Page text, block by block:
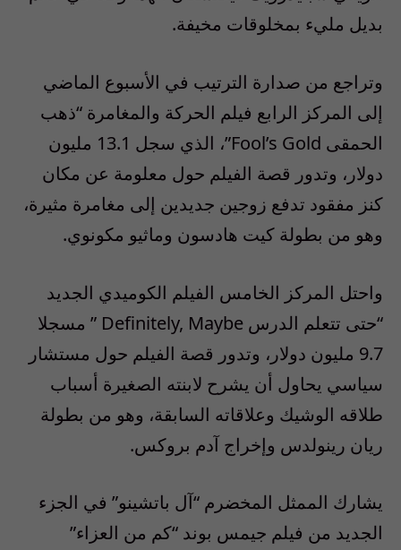
بديل مليء بمخلوقات مخيفة.
وتراجع من صدارة الترتيب في الأسبوع الماضي
إلى المركز الرابع فيلم الحركة والمغامرة “ذهب
الحمقى Fool’s Gold”، الذي سجل 13.1 مليون
دولار، وتدور قصة الفيلم حول معلومة عن مكان
كنز مفقود تدفع زوجين جديدين إلى مغامرة مثيرة،
وهو من بطولة كيت هادسون وماثيو مكونوي.
واحتل المركز الخامس الفيلم الكوميدي الجديد
“حتى تتعلم الدرس Definitely, Maybe ” مسجلا
9.7 مليون دولار، وتدور قصة الفيلم حول مستشار
سياسي يحاول أن يشرح لابنته الصغيرة أسباب
طلاقه الوشيك وعلاقاته السابقة، وهو من بطولة
ريان رينولدس وإخراج آدم بروكس.
يشارك الممثل المخضرم “آل باتشينو” في الجزء
الجديد من فيلم جيمس بوند “كم من العزاء”